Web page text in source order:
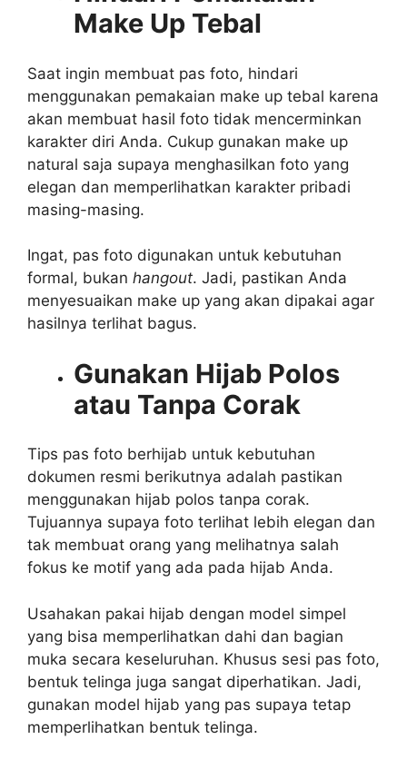
Make Up Tebal
Saat ingin membuat pas foto, hindari
menggunakan pemakaian make up tebal karena
akan membuat hasil foto tidak mencerminkan
karakter diri Anda. Cukup gunakan make up
natural saja supaya menghasilkan foto yang
elegan dan memperlihatkan karakter pribadi
masing-masing.
Ingat, pas foto digunakan untuk kebutuhan
formal, bukan hangout. Jadi, pastikan Anda
menyesuaikan make up yang akan dipakai agar
hasilnya terlihat bagus.
Gunakan Hijab Polos
atau Tanpa Corak
Tips pas foto berhijab untuk kebutuhan
dokumen resmi berikutnya adalah pastikan
menggunakan hijab polos tanpa corak.
Tujuannya supaya foto terlihat lebih elegan dan
tak membuat orang yang melihatnya salah
fokus ke motif yang ada pada hijab Anda.
Usahakan pakai hijab dengan model simpel
yang bisa memperlihatkan dahi dan bagian
muka secara keseluruhan. Khusus sesi pas foto,
bentuk telinga juga sangat diperhatikan. Jadi,
gunakan model hijab yang pas supaya tetap
memperlihatkan bentuk telinga.